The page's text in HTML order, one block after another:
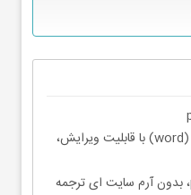
- ترجمه فارسی مقاله با فرمت ورد (word) با قابلیت ویرایش،